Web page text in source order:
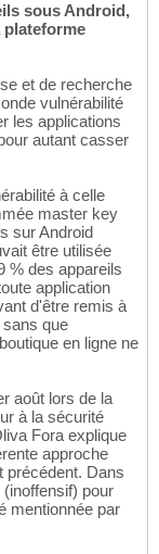
sous Android,
plateforme
et de recherche
vulnérabilité
les applications
autant casser
à celle
master key
sur Android
être utilisée
% des appareils
application
d'être remis à
que
en ligne ne
août lors de la
à la sécurité
Fora explique
approche
précédent. Dans
pour
mentionnée par